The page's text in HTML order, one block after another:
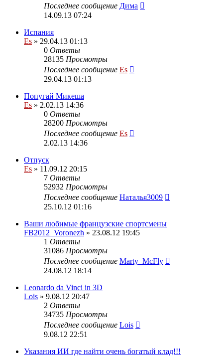
Последнее сообщение Дима
14.09.13 07:24
Испания
Es » 29.04.13 01:13
0 Ответы
28135 Просмотры
Последнее сообщение Es
29.04.13 01:13
Попугай Микеша
Es » 2.02.13 14:36
0 Ответы
28200 Просмотры
Последнее сообщение Es
2.02.13 14:36
Отпуск
Es » 11.09.12 20:15
7 Ответы
52932 Просмотры
Последнее сообщение Наталья3009
25.10.12 01:16
Ваши любимые французские спортсмены
FB2012_Voronezh » 23.08.12 19:45
1 Ответы
31086 Просмотры
Последнее сообщение Marty_McFly
24.08.12 18:14
Leonardo da Vinci in 3D
Lois » 9.08.12 20:47
2 Ответы
34735 Просмотры
Последнее сообщение Lois
9.08.12 22:51
Указания ИИ где найти очень богатый клад!!!